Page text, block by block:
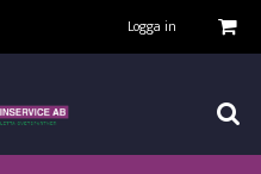
Logga in
TILL KASSAN